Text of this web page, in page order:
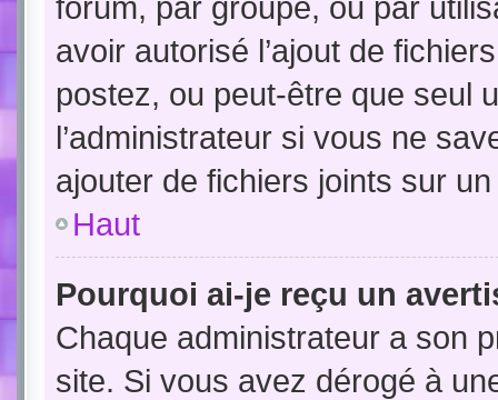
avoir autorisé l’ajout de
postez, ou peut-être que seul
l’administrateur si vous ne
ajouter de fichiers joints sur
Haut
Pourquoi ai-je reçu un
Chaque administrateur a son
site. Si vous avez dérogé à